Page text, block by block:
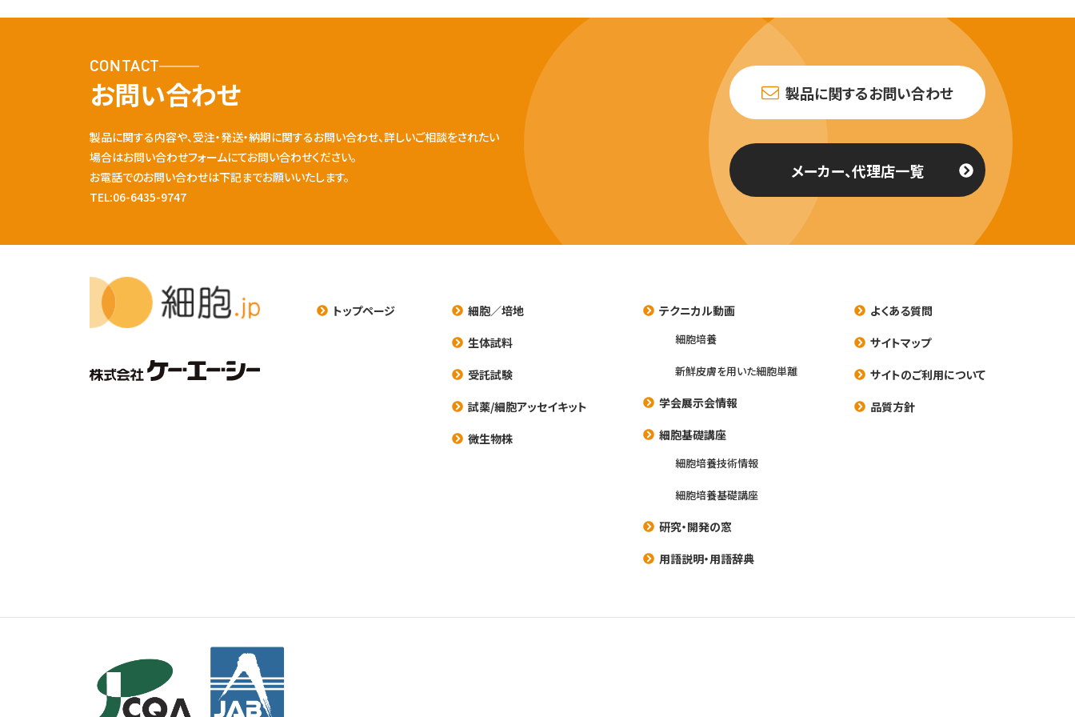
CONTACT
お問い合わせ
製品に関する内容や、受注・発送・納期に関するお問い合わせ、詳しいご相談をされたい
場合はお問い合わせフォームにてお問い合わせください。
お電話でのお問い合わせは下記までお願いいたします。
TEL:06-6435-9747
製品に関するお問い合わせ
メーカー、代理店一覧
トップページ
細胞／培地
生体試料
受託試験
試薬/細胞アッセイキット
微生物株
テクニカル動画
細胞培養
新鮮皮膚を用いた細胞単離
学会展示会情報
細胞基礎講座
細胞培養技術情報
細胞培養基礎講座
研究・開発の窓
用語説明・用語辞典
よくある質問
サイトマップ
サイトのご利用について
品質方針